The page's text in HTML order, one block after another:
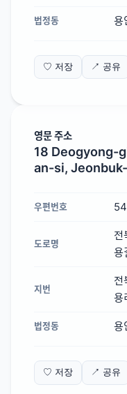
법정동 용
♡ 저장 ↗ 공유
영문 주소
18 Deogyong-
an-si,
우편번호
도로명
전
용
지번
전
용
법정동 용
♡ 저장 ↗ 공유